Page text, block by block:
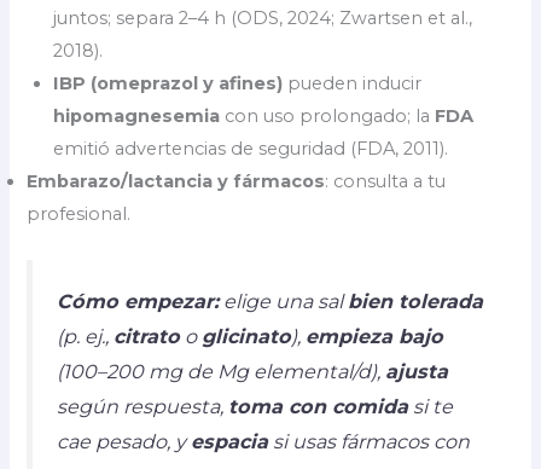
juntos; separa 2–4 h (ODS, 2024; Zwartsen et al.,
2018).
IBP (omeprazol y afines) pueden inducir
hipomagnesemia con uso prolongado; la FDA
emitió advertencias de seguridad (FDA, 2011).
Embarazo/lactancia y fármacos: consulta a tu
profesional.
Cómo empezar:elige una salbien tolerada
(p. ej., citratoo glicinato), empieza bajo
(100–200 mg de Mg elemental/d), ajusta
según respuesta, toma con comidasi te
cae pesado, yespaciasi usas fármacos con